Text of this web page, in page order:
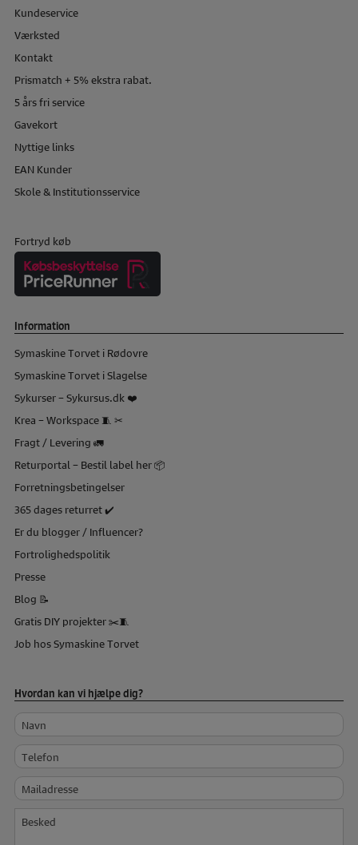
Kundeservice
Værksted
Kontakt
Prismatch + 5% ekstra rabat.
5 års fri service
Gavekort
Nyttige links
EAN Kunder
Skole & Institutionsservice
Fortryd køb
Information
Symaskine Torvet i Rødovre
Symaskine Torvet i Slagelse
Sykurser – Sykursus.dk ❤️
Krea – Workspace 🧵 ✂
Fragt / Levering 🚛
Returportal – Bestil label her 📦
Forretningsbetingelser
365 dages returret ✔️
Er du blogger / Influencer?
Fortrolighedspolitik
Presse
Blog 📝
Gratis DIY projekter ✂️🧵
Job hos Symaskine Torvet
Hvordan kan vi hjælpe dig?
Navn
Telefon
Mailadresse
Besked